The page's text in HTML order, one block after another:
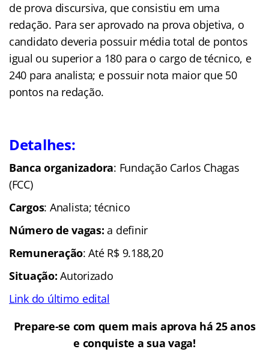
de prova discursiva, que consistiu em uma
redação. Para ser aprovado na prova objetiva, o
candidato deveria possuir média total de pontos
igual ou superior a 180 para o cargo de técnico, e
240 para analista; e possuir nota maior que 50
pontos na redação.
Detalhes:
Banca organizadora: Fundação Carlos Chagas
(FCC)
Cargos: Analista; técnico
Número de vagas:a definir
Remuneração: Até R$ 9.188,20
Situação:Autorizado
Link do último edital
Prepare-se com quem mais aprova há 25 anos
e conquiste a sua vaga!